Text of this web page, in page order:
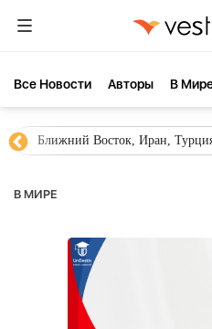
Все Новости Aвторы В
Ближний Восток, Иран,
В МИРЕ